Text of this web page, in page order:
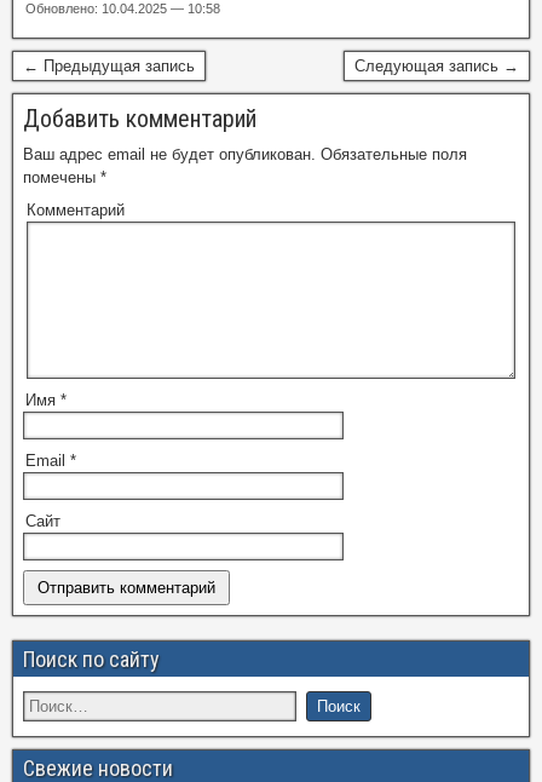
Обновлено: 10.04.2025 — 10:58
← Предыдущая запись Следующая запись →
Добавить комментарий
Ваш адрес email не будет опубликован. Обязательные поля
помечены *
Комментарий
Имя *
Email *
Сайт
Поиск по сайту
Свежие новости